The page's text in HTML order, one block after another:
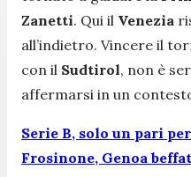
Zanetti. Qui il Venezia
all’indietro. Vincere il
con il Sudtirol, non è
affermarsi in un
Serie B, solo un pari
Frosinone, Genoa